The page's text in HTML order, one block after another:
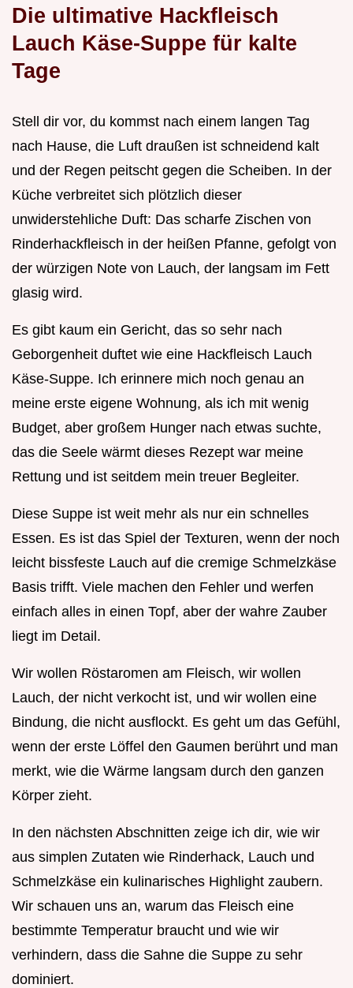
Die ultimative Hackfleisch
Lauch Käse-Suppe für kalte
Tage
Stell dir vor, du kommst nach einem langen Tag
nach Hause, die Luft draußen ist schneidend kalt
und der Regen peitscht gegen die Scheiben. In der
Küche verbreitet sich plötzlich dieser
unwiderstehliche Duft: Das scharfe Zischen von
Rinderhackfleisch in der heißen Pfanne, gefolgt von
der würzigen Note von Lauch, der langsam im Fett
glasig wird.
Es gibt kaum ein Gericht, das so sehr nach
Geborgenheit duftet wie eine Hackfleisch Lauch
Käse-Suppe. Ich erinnere mich noch genau an
meine erste eigene Wohnung, als ich mit wenig
Budget, aber großem Hunger nach etwas suchte,
das die Seele wärmt dieses Rezept war meine
Rettung und ist seitdem mein treuer Begleiter.
Diese Suppe ist weit mehr als nur ein schnelles
Essen. Es ist das Spiel der Texturen, wenn der noch
leicht bissfeste Lauch auf die cremige Schmelzkäse
Basis trifft. Viele machen den Fehler und werfen
einfach alles in einen Topf, aber der wahre Zauber
liegt im Detail.
Wir wollen Röstaromen am Fleisch, wir wollen
Lauch, der nicht verkocht ist, und wir wollen eine
Bindung, die nicht ausflockt. Es geht um das Gefühl,
wenn der erste Löffel den Gaumen berührt und man
merkt, wie die Wärme langsam durch den ganzen
Körper zieht.
In den nächsten Abschnitten zeige ich dir, wie wir
aus simplen Zutaten wie Rinderhack, Lauch und
Schmelzkäse ein kulinarisches Highlight zaubern.
Wir schauen uns an, warum das Fleisch eine
bestimmte Temperatur braucht und wie wir
verhindern, dass die Sahne die Suppe zu sehr
dominiert.